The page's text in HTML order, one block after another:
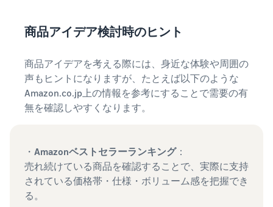
商品アイデア検討時のヒント
商品アイデアを考える際には、身近な体験や周囲の
声もヒントになりますが、たとえば以下のような
Amazon.co.jp上の情報を参考にすることで需要の有
無を確認しやすくなります。
・ Amazonベストセラーランキング：
売れ続けている商品を確認することで、実際に支持
されている価格帯・仕様・ボリューム感を把握でき
る。